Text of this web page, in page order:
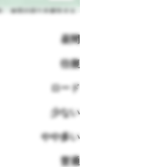
昼間
往復
ロード
少ない
やや多い
普通